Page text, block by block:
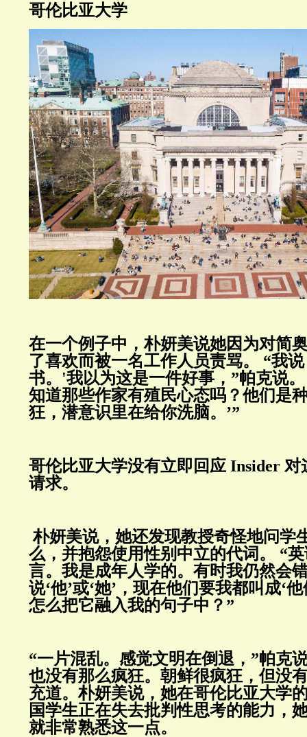
哥伦比亚大学
在一个例子中，朴妍美说她因为对简
了喜欢而被一名工作人员责骂。
“我
书。 '我以为这是一件好事，”帕克说。
知道那些作家有殖民心态吗？他们是
狂，潜意识里在给你洗脑。’”
哥伦比亚大学没有立即回应 Insider 对
请求。
朴妍美说，她还发现教授奇怪地问学
么，并抱怨使用性别中立的代词。
“
言。我是成年人学的。有时我仍然会
说‘他’或‘她’，现在他们要我都叫成‘
怎么把它融入我的句子中？”
“一片混乱。感觉文明在倒退，”帕克
也没有那么疯狂。朝鲜很疯狂，但没
充道。朴妍美说，她在哥伦比亚大学
国学生正在失去批判性思考的能力，
就非常熟悉这一点。